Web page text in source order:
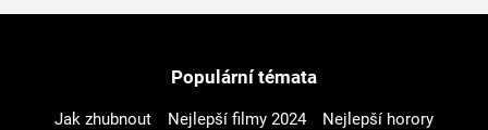
Populární témata
Jak zhubnout Nejlepší filmy 2024
Nejlepší horory